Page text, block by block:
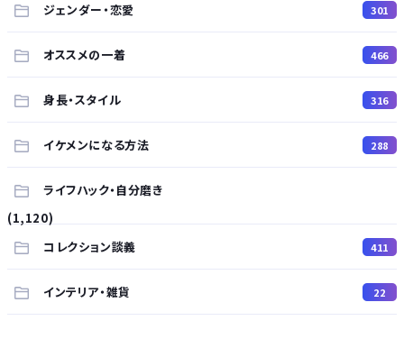
ジェンダー・恋愛
301
オススメの一着 466
身長・スタイル 316
イケメンになる方法 288
ライフハック・自分磨き
(1,120)
コレクション談義
411
インテリア・雑貨 22